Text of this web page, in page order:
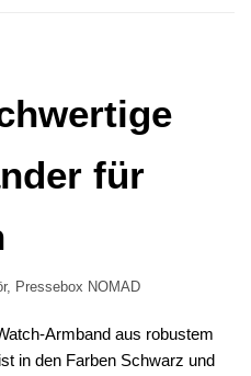
für
, Pressebox NOMAD
Armband aus robustem
in den Farben Schwarz und